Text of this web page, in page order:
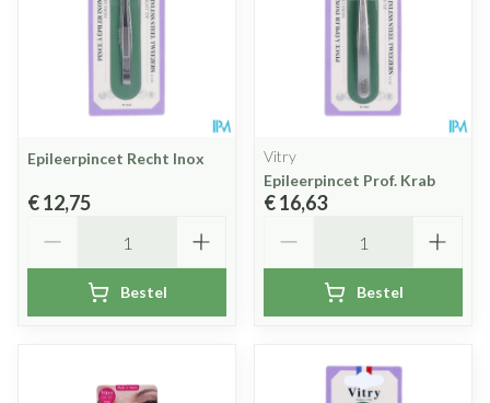
Epileerpincet Recht Inox
€ 12,75
Bestel
Vitry
Epileerpincet Prof. Krab
€ 16,63
Bestel